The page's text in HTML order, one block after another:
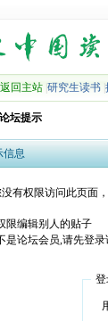
返回主站| 研究生读书|
坛提示
信息
有权限访问此页面
限编辑别人的贴子
是论坛会员,请先登录
登